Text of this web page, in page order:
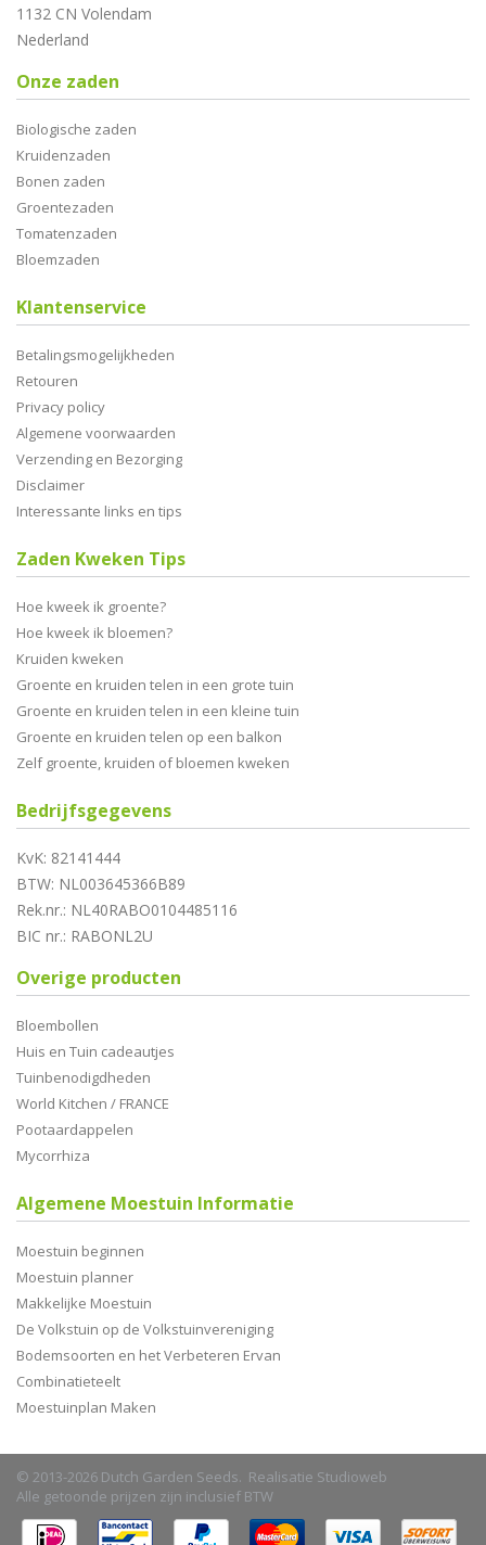
1132 CN Volendam
Nederland
Onze zaden
Biologische zaden
Kruidenzaden
Bonen zaden
Groentezaden
Tomatenzaden
Bloemzaden
Klantenservice
Betalingsmogelijkheden
Retouren
Privacy policy
Algemene voorwaarden
Verzending en Bezorging
Disclaimer
Interessante links en tips
Zaden Kweken Tips
Hoe kweek ik groente?
Hoe kweek ik bloemen?
Kruiden kweken
Groente en kruiden telen in een grote tuin
Groente en kruiden telen in een kleine tuin
Groente en kruiden telen op een balkon
Zelf groente, kruiden of bloemen kweken
Bedrijfsgegevens
KvK: 82141444
BTW: NL003645366B89
Rek.nr.: NL40RABO0104485116
BIC nr.: RABONL2U
Overige producten
Bloembollen
Huis en Tuin cadeautjes
Tuinbenodigdheden
World Kitchen / FRANCE
Pootaardappelen
Mycorrhiza
Algemene Moestuin Informatie
Moestuin beginnen
Moestuin planner
Makkelijke Moestuin
De Volkstuin op de Volkstuinvereniging
Bodemsoorten en het Verbeteren Ervan
Combinatieteelt
Moestuinplan Maken
© 2013-2026 Dutch Garden Seeds. Realisatie Studioweb
Alle getoonde prijzen zijn inclusief BTW